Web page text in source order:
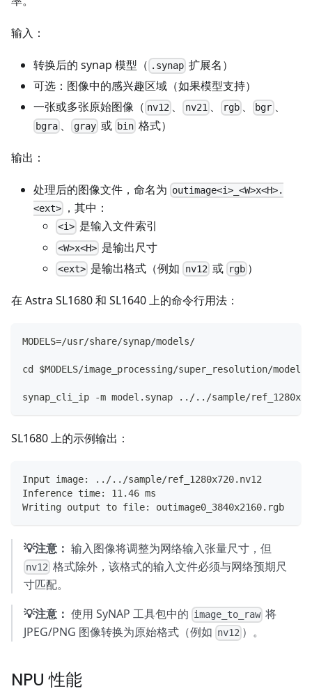
输入：
转换后的 synap 模型（ .synap 扩展名）
可选：图像中的感兴趣区域（如果模型支持）
一张或多张原始图像（ nv12 、 nv21、 rgb 、 bgr 、
bgra 、 gray或 bin 格式）
输出：
处理后的图像文件，命名为 outimage<i>_<W>x<H>.
<ext>
，其中：
<i> 是输入文件索引
<W>x<H> 是输出尺寸
<ext> 是输出格式（例如 nv12 或 rgb ）
在 Astra SL1680 和 SL1640 上的命令行用法：
MODELS=/usr/share/synap/models/
cd $MODELS/image_processing/super_resolution/
synap_cli_ip -m model.synap ../../sample/
SL1680 上的示例输出：
Input image: ../../sample/ref_1280x720.nv12
Inference time: 11.46 ms
Writing output to file: outimage0_3840x2160.rgb
💡注意： 输入图像将调整为网络输入张量尺寸，但
nv12 格式除外，该格式的输入文件必须与网络预期尺
寸匹配。
💡注意： 使用 SyNAP 工具包中的 image_to_raw 将
JPEG/PNG 图像转换为原始格式（例如 nv12 ）。
NPU 性能